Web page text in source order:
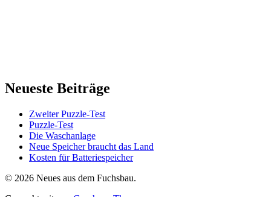
Neueste Beiträge
Zweiter Puzzle-Test
Puzzle-Test
Die Waschanlage
Neue Speicher braucht das Land
Kosten für Batteriespeicher
© 2026 Neues aus dem Fuchsbau.